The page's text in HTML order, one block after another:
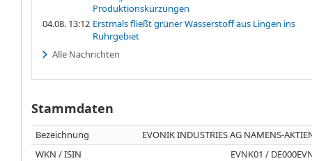
Produktionskürzungen
04.08. 13:12 Erstmals fließt grüner Wasserstoff aus Lingen ins
Ruhrgebiet
Alle Nachrichten
Stammdaten
Bezeichnung
EVONIK INDUSTRIES AG NAMENS-
WKN / ISIN
EVNK01 /